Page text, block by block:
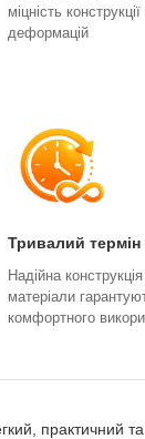
міцність
деформацій
Тривалий термін
Надійна конструкція
матеріали
комфортного
практичний